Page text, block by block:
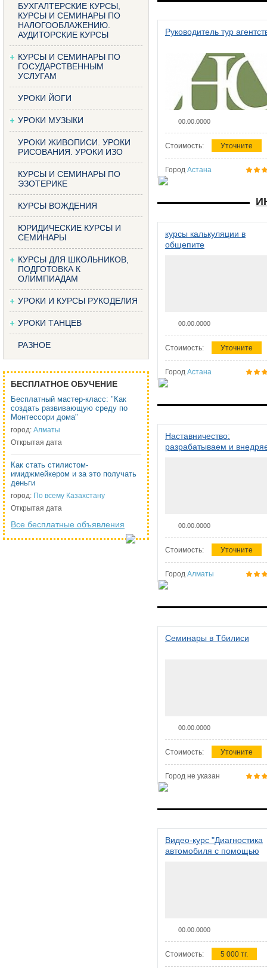
БУХГАЛТЕРСКИЕ КУРСЫ,
КУРСЫ И СЕМИНАРЫ ПО
НАЛОГООБЛАЖЕНИЮ.
АУДИТОРСКИЕ КУРСЫ
КУРСЫ И СЕМИНАРЫ ПО
ГОСУДАРСТВЕННЫМ
УСЛУГАМ
УРОКИ ЙОГИ
УРОКИ МУЗЫКИ
УРОКИ ЖИВОПИСИ. УРОКИ
РИСОВАНИЯ. УРОКИ ИЗО
КУРСЫ И СЕМИНАРЫ ПО
ЭЗОТЕРИКЕ
КУРСЫ ВОЖДЕНИЯ
ЮРИДИЧЕСКИЕ КУРСЫ И
СЕМИНАРЫ
КУРСЫ ДЛЯ ШКОЛЬНИКОВ,
ПОДГОТОВКА К
ОЛИМПИАДАМ
УРОКИ И КУРСЫ РУКОДЕЛИЯ
УРОКИ ТАНЦЕВ
РАЗНОЕ
БЕСПЛАТНОЕ ОБУЧЕНИЕ
Бесплатный мастер-класс: "Как
создать развивающую среду по
Монтессори дома"
город: Алматы
Открытая дата
Как стать стилистом-
имиджмейкером и за это получать
деньги
город: По всему Казахстану
Открытая дата
Все бесплатные объявления
Руководитель тур
00.00.0000
Стоимость: Уточните
Город Астана
курсы калькуляции в
общепите
00.00.0000
Стоимость: Уточните
Город Астана
Наставничество:
разрабатываем и
00.00.0000
Стоимость: Уточните
Город Алматы
Семинары в Тбилиси
00.00.0000
Стоимость: Уточните
Город не указан
Видео-курс "Диагностика
автомобиля с помощью
00.00.0000
Стоимость: 5 000 тг.